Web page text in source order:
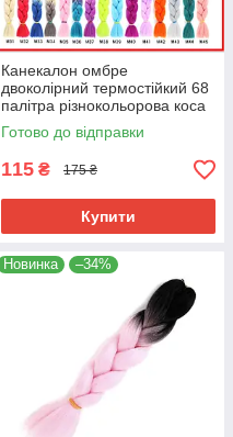
Канекалон омбре
двоколірний термостійкий 68
палітра різнокольорова коса
Jumbo braid довжина 60см
вага 100гр для плетіння
Готово до відправки
115 ₴ 175 ₴
Купити
Новинка –34%